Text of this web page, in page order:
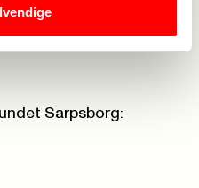
Sarpsborg: